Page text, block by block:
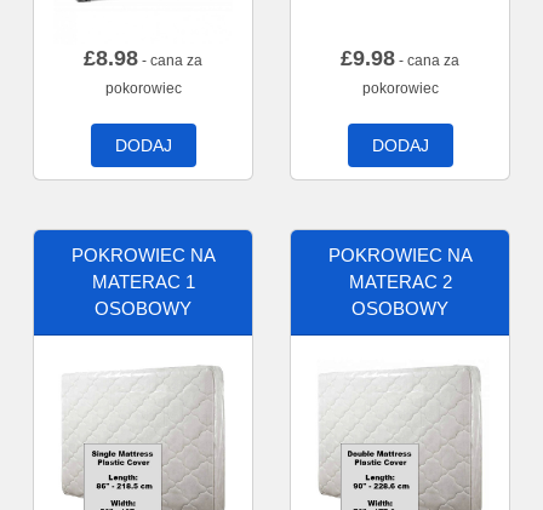
£8.98 - cana za
pokorowiec
DODAJ
£9.98 - cana za
pokorowiec
DODAJ
POKROWIEC NA
MATERAC 1
OSOBOWY
POKROWIEC NA
MATERAC 2
OSOBOWY